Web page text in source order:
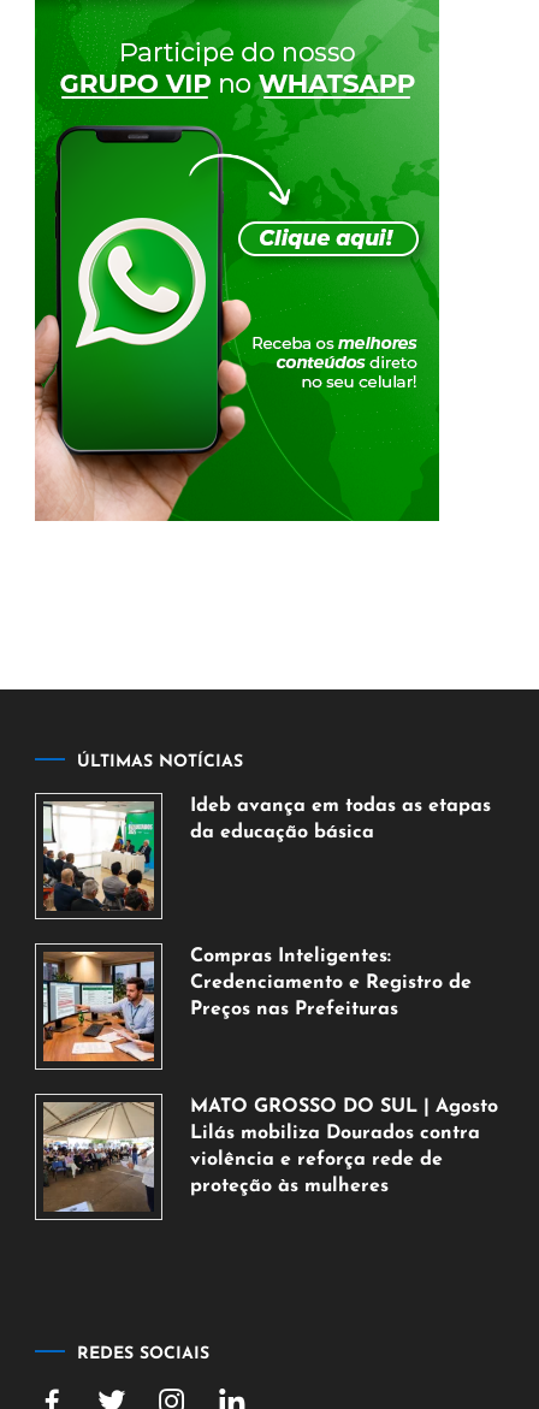
ÚLTIMAS NOTÍCIAS
Ideb avança em todas as etapas
da educação básica
de
2026
Compras Inteligentes:
Credenciamento e Registro de
Preços nas Prefeituras
agosto
de
2026
MATO GROSSO DO SUL | Agosto
Lilás mobiliza Dourados contra
violência e reforça rede de
proteção às mulheres
REDES SOCIAIS